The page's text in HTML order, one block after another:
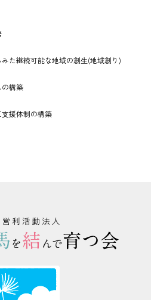
た継続可能な地域の創⽣(地域創り)
構築
援体制の構築